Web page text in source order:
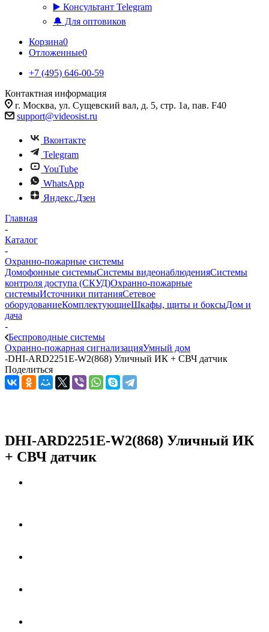
▶️ Консультант Telegram
🔔 Для оптовиков
Корзина0
Отложенные0
+7 (495) 646-00-59
Контактная информация
г. Москва, ул. Сущевский вал, д. 5, стр. 1а, пав. F40
support@videosist.ru
Вконтакте
Telegram
YouTube
WhatsApp
Яндекс.Дзен
Главная
-
Каталог
-
Охранно-пожарные системы
Домофонные системыСистемы видеонаблюденияСистемы
контроля доступа (СКУД)Охранно-пожарные
системыИсточники питанияСетевое
оборудованиеКомплектующиеШкафы, щиты и боксыДом и
дача
-
Беспроводные системы
Охранно-пожарная сигнализацияУмный дом
-DHI-ARD2251E-W2(868) Уличный ИК + СВЧ датчик
Поделиться
DHI-ARD2251E-W2(868) Уличный ИК
+ СВЧ датчик